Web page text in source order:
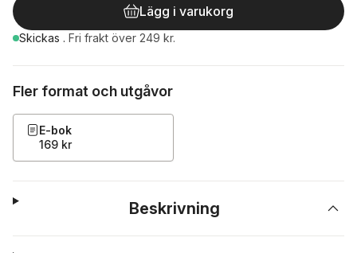
Lägg i varukorg
Skickas . Fri frakt över 249 kr.
Fler format och utgåvor
E-bok
169 kr
Beskrivning